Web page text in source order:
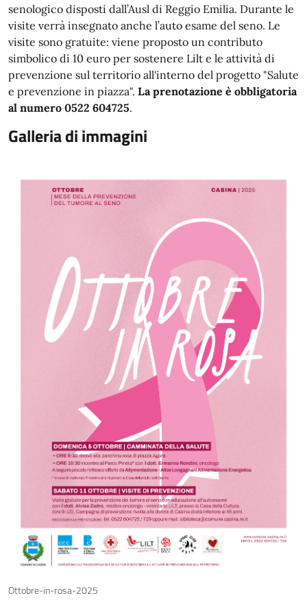
senologico disposti dall’Ausl di Reggio Emilia. Durante le
visite verrà insegnato anche l’auto esame del seno. Le
visite sono gratuite: viene proposto un contributo
simbolico di 10 euro per sostenere Lilt e le attività di
prevenzione sul territorio all'interno del progetto "Salute
e prevenzione in piazza". La prenotazione è obbligatoria
al numero 0522 604725.
Galleria di immagini
Ottobre-in-rosa-2025